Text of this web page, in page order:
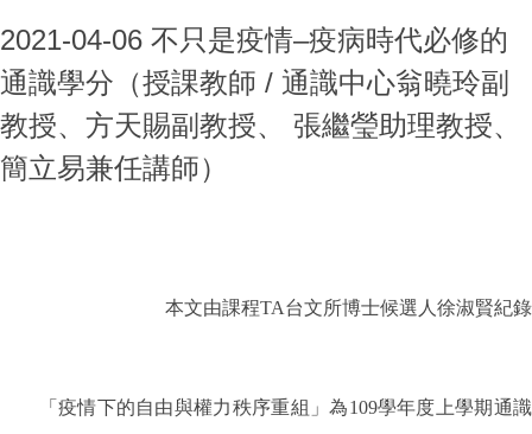
2021-04-06 不只是疫情–疫病時代必修的
通識學分（授課教師 / 通識中心翁曉玲副
教授、方天賜副教授、 張繼瑩助理教授、
簡立易兼任講師）
本文由課程TA台文所博士候選人徐淑賢紀錄
「疫情下的自由與權力秩序重組」為109學年度上學期通識